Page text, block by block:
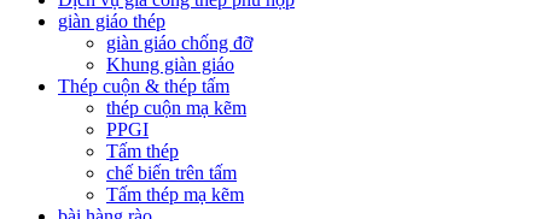
giàn giáo thép
giàn giáo chống đỡ
Khung giàn giáo
Thép cuộn & thép tấm
thép cuộn mạ kẽm
PPGI
Tấm thép
chế biến trên tấm
Tấm thép mạ kẽm